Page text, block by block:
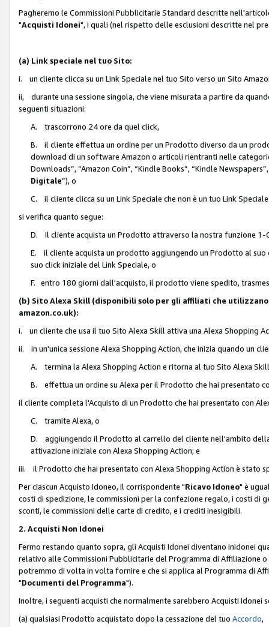
Pagheremo le Commissioni Pubblicitarie Standard descritte
"Acquisti Idonei", i quali (nel rispetto delle esclusioni descritte nel
(a) Link speciale nel tuo Sito:
i. un cliente clicca su un Link Speciale nel tuo Sito verso un Sito
ii, durante una sessione singola, che viene misurata a partire da
seguenti situazioni:
A. trascorrono 24 ore da quel click,
B. il cliente effettua un ordine per un Prodotto diverso da un
download di un software Amazon o articoli rientranti nelle categorie
Downloads”, “Amazon Coin”, “Kindle Books”, “Kindle
Digitale”), o
C. il cliente clicca su un Link Speciale che non è un tuo Link
si verifica quanto segue:
D. il cliente acquista un Prodotto attraverso la nostra funzione 1-
E. il cliente acquista un prodotto aggiungendo un Prodotto al
suo click iniziale del Link Speciale, o
F. entro 180 giorni dall'acquisto, il prodotto viene spedito,
(b) Sito Alexa Skill (disponibili solo per gli affiliati che
amazon.co.uk):
i. un cliente che usa il tuo Sito Alexa Skill attiva una Alexa Shopping
ii. in un'unica sessione Alexa Shopping Action, che inizia quando un
A. termina la Alexa Shopping Action e ritorna al tuo Sito Alexa
B. effettua un ordine su Alexa per il Prodotto che hai presentato
il cliente completa l'Acquisto di un Prodotto che hai presentato con
C. tramite Alexa, o
D. aggiungendo il Prodotto al carrello del cliente nell'ambito
attivazione iniziale con Alexa Shopping Action; e
iii. il Prodotto che hai presentato con Alexa Shopping Action è stato
Per ciascun Acquisto Idoneo, il corrispondente "Ricavo Idoneo" è
costi di spedizione, le commissioni per la confezione regalo, i costi di
sconti, le commissioni delle carte di credito, e i crediti inesigibili.
2. Acquisti Non Idonei
Fermo restando quanto sopra, gli Acquisti Idonei diventano inidonei
relativo alle Commissioni Pubblicitarie del Programma di Affiliazione
potremmo di volta in volta fornire e che si applica al Programma di
"Documenti del Programma").
Inoltre, i seguenti acquisti che normalmente sarebbero Acquisti
(a) qualsiasi Prodotto acquistato dopo la cessazione del tuo Accordo,